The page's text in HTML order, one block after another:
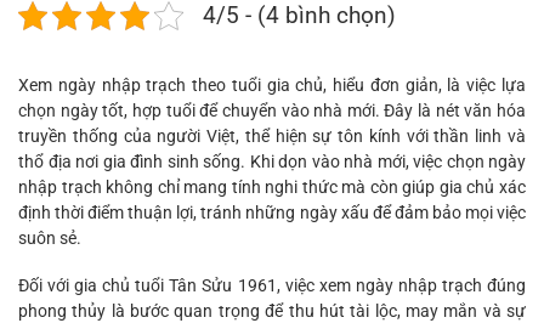
4/5 - (4 bình chọn)
Xem ngày nhập trạch theo tuổi gia chủ, hiểu đơn giản, là việc lựa
chọn ngày tốt, hợp tuổi để chuyển vào nhà mới. Đây là nét văn hóa
truyền thống của người Việt, thể hiện sự tôn kính với thần linh và
thổ địa nơi gia đình sinh sống. Khi dọn vào nhà mới, việc chọn ngày
nhập trạch không chỉ mang tính nghi thức mà còn giúp gia chủ xác
định thời điểm thuận lợi, tránh những ngày xấu để đảm bảo mọi việc
suôn sẻ.
Đối với gia chủ tuổi Tân Sửu 1961, việc xem ngày nhập trạch đúng
phong thủy là bước quan trọng để thu hút tài lộc, may mắn và sự